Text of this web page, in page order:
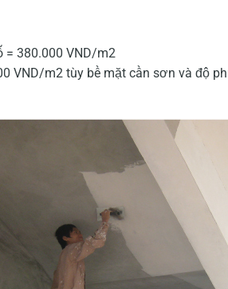
= 380.000 VND/m2
VND/m2 tùy bề mặt cần sơn và độ